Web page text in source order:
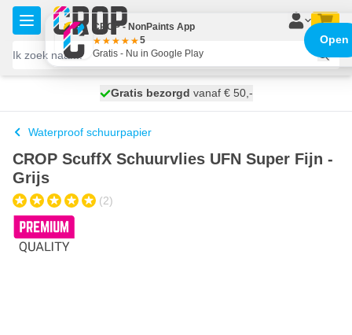
Ga naar de inhoud
morgen bezorgd
Gratis bezorgd vanaf € 50,-
100 dagen
Waterproof schuurpapier
CROP ScuffX Schuurvlies UFN Super Fijn -
Grijs
(2)
CROP - NonPaints App
5
Gratis - Nu in Google Play
Open